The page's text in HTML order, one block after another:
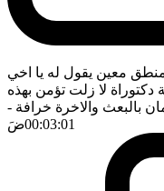
منطق معين يقول له يا اخي
لا زلت تؤمن بهذه
بالبعث والاخرة خرافة -
00:03:01ضَ